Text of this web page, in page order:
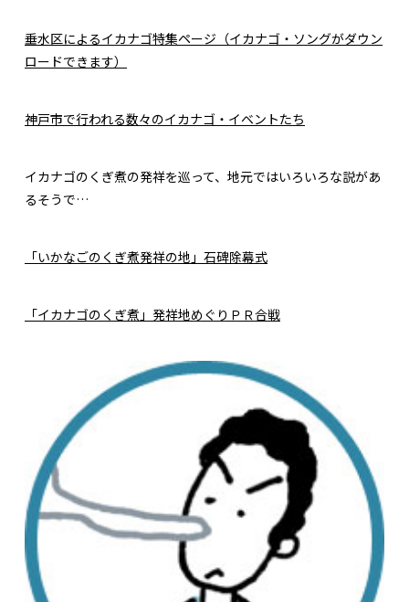
垂水区によるイカナゴ特集ページ（イカナゴ・ソングがダウン
ロードできます）
神戸市で行われる数々のイカナゴ・イベントたち
イカナゴのくぎ煮の発祥を巡って、地元ではいろいろな説があ
るそうで…
「いかなごのくぎ煮発祥の地」石碑除幕式
「イカナゴのくぎ煮」発祥地めぐりＰＲ合戦